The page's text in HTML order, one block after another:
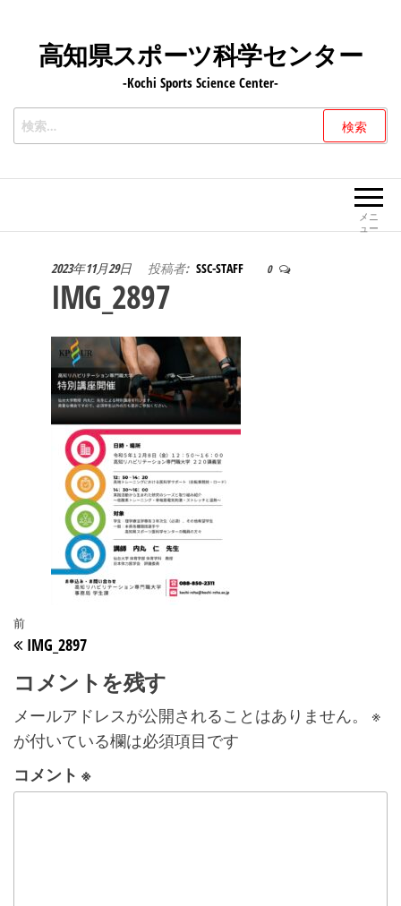
ツ
へ
プ
高知県スポーツ科学センター
-Kochi Sports Science Center-
検
索:
メニ
ュー
2023年11月29日 投稿者: SSC-STAFF 0
IMG_2897
投
稿
ナ
ビ
ゲ
ー
シ
前
の
投
前
IMG_2897
コメントを残す
メールアドレスが公開されることはありません。
※
が付いている欄は必須項目です
コメント ※